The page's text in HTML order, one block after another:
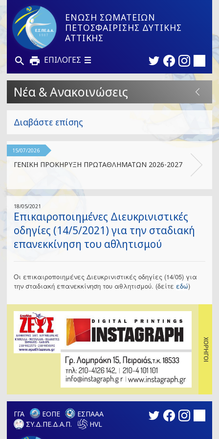
ΕΝΩΣΗ ΣΩΜΑΤΕΙΩΝ
ΠΕΤΟΣΦΑΙΡΙΣΗΣ ΔΥΤΙΚΗΣ
ΑΤΤΙΚΗΣ
ΕΠΙΛΟΓΕΣ
Νέα & Ανακοινώσεις
18/05/2021
Επικαιροποιημένες Διευκρινιστικές
οδηγίες (14/5/2021) για την σταδιακή
επανεκκίνηση του αθλητισμού
Οι επικαιροποιημένες Διευκρινιστικές οδηγίες (14/05) για
την σταδιακή επανεκκίνηση του αθλητισμού. (δείτε εδώ)
Διαβάστε επίσης
15/07/2026
ΓΕΝΙΚΗ ΠΡΟΚΗΡΥΞΗ ΠΡΩΤΑΘΛΗΜΑΤΩΝ 2026-2027
ΓΓΑ ΕΟΠΕ
ΕΣΠΑΑΑ
ΣΥ.Δ.ΠΕ.Δ.Α.Π.
HVL